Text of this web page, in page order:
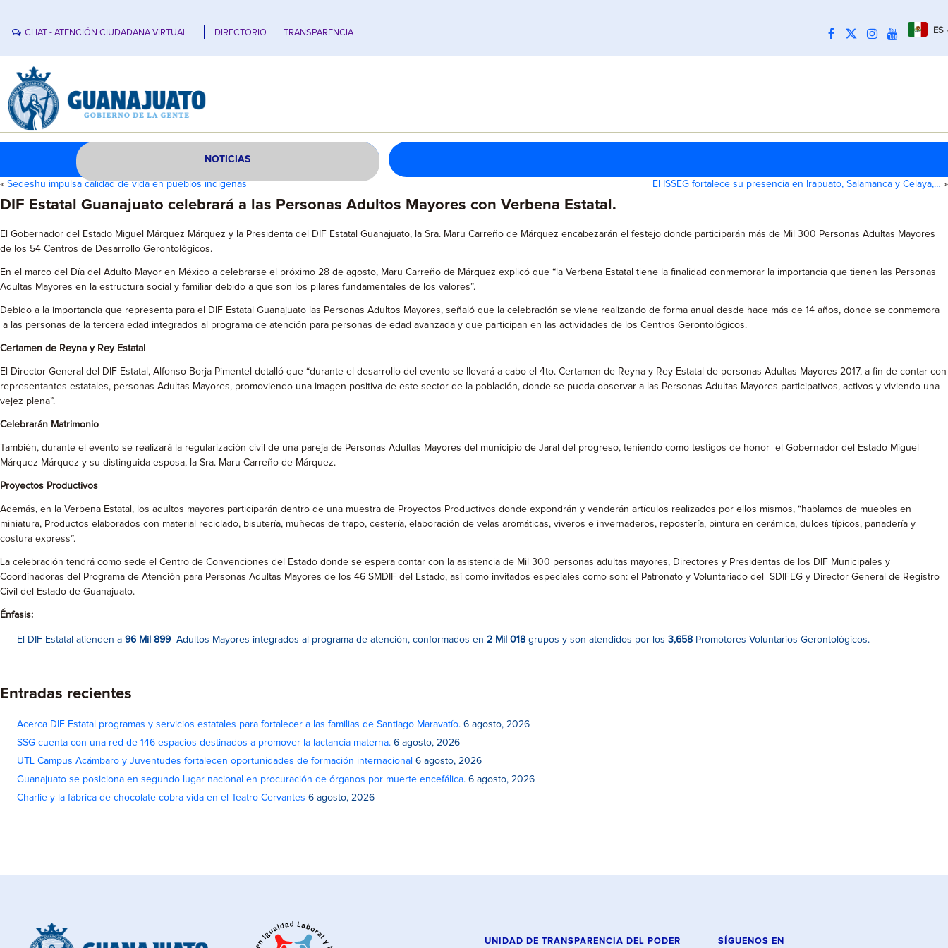
CHAT - ATENCIÓN CIUDADANA VIRTUAL DIRECTORIO TRANSPARENCIA ES
NOTICIAS
« Sedeshu impulsa calidad de vida en pueblos indígenas El ISSEG fortalece su presencia en Irapuato, Salamanca y Celaya,… »
DIF Estatal Guanajuato celebrará a las Personas Adultos Mayores con Verbena Estatal.
El Gobernador del Estado Miguel Márquez Márquez y la Presidenta del DIF Estatal Guanajuato, la Sra. Maru Carreño de Márquez encabezarán el festejo donde participarán más de Mil 300 Personas Adultas Mayores
de los 54 Centros de Desarrollo Gerontológicos.
En el marco del Día del Adulto Mayor en México a celebrarse el próximo 28 de agosto, Maru Carreño de Márquez explicó que “la Verbena Estatal tiene la finalidad conmemorar la importancia que tienen las Personas
Adultas Mayores en la estructura social y familiar debido a que son los pilares fundamentales de los valores”.
Debido a la importancia que representa para el DIF Estatal Guanajuato las Personas Adultos Mayores, señaló que la celebración se viene realizando de forma anual desde hace más de 14 años, donde se conmemora
a las personas de la tercera edad integrados al programa de atención para personas de edad avanzada y que participan en las actividades de los Centros Gerontológicos.
Certamen de Reyna y Rey Estatal
El Director General del DIF Estatal, Alfonso Borja Pimentel detalló que “durante el desarrollo del evento se llevará a cabo el 4to. Certamen de Reyna y Rey Estatal de personas Adultas Mayores 2017, a fin de contar con
representantes estatales, personas Adultas Mayores, promoviendo una imagen positiva de este sector de la población, donde se pueda observar a las Personas Adultas Mayores participativos, activos y viviendo una
vejez plena”.
Celebrarán Matrimonio
También, durante el evento se realizará la regularización civil de una pareja de Personas Adultas Mayores del municipio de Jaral del progreso, teniendo como testigos de honor el Gobernador del Estado Miguel
Márquez Márquez y su distinguida esposa, la Sra. Maru Carreño de Márquez.
Proyectos Productivos
Además, en la Verbena Estatal, los adultos mayores participarán dentro de una muestra de Proyectos Productivos donde expondrán y venderán artículos realizados por ellos mismos, “hablamos de muebles en
miniatura, Productos elaborados con material reciclado, bisutería, muñecas de trapo, cestería, elaboración de velas aromáticas, viveros e invernaderos, repostería, pintura en cerámica, dulces típicos, panadería y
costura express”.
La celebración tendrá como sede el Centro de Convenciones del Estado donde se espera contar con la asistencia de Mil 300 personas adultas mayores, Directores y Presidentas de los DIF Municipales y
Coordinadoras del Programa de Atención para Personas Adultas Mayores de los 46 SMDIF del Estado, así como invitados especiales como son: el Patronato y Voluntariado del SDIFEG y Director General de Registro
Civil del Estado de Guanajuato.
Énfasis:
El DIF Estatal atienden a 96 Mil 899Adultos Mayores integrados al programa de atención, conformados en 2 Mil 018 grupos y son atendidos por los 3,658 Promotores Voluntarios Gerontológicos.
Entradas recientes
Acerca DIF Estatal programas y servicios estatales para fortalecer a las familias de Santiago Maravatío. 6 agosto, 2026
SSG cuenta con una red de 146 espacios destinados a promover la lactancia materna. 6 agosto, 2026
UTL Campus Acámbaro y Juventudes fortalecen oportunidades de formación internacional 6 agosto, 2026
Guanajuato se posiciona en segundo lugar nacional en procuración de órganos por muerte encefálica. 6 agosto, 2026
Charlie y la fábrica de chocolate cobra vida en el Teatro Cervantes 6 agosto, 2026
UNIDAD DE TRANSPARENCIA DEL PODER SÍGUENOS EN